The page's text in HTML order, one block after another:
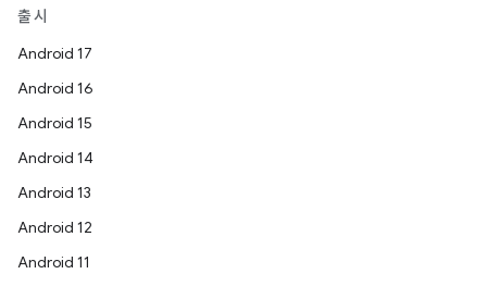
출시
Android 17
Android 16
Android 15
Android 14
Android 13
Android 12
Android 11